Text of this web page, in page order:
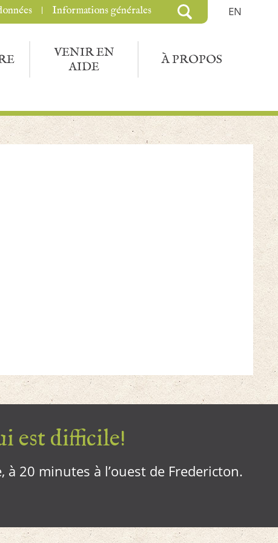
EN
VENIR EN
AIDE
À PROPOS
Informations générales
est difficile!
20 minutes à l’ouest de Fredericton.